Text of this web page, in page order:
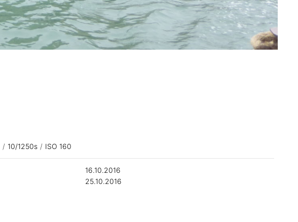
/ 10/1250s / ISO 160
16.10.2016
25.10.2016